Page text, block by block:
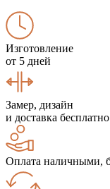
Изготовление
от 5 дней
Замер, дизайн
и доставка бесплатно
Оплата наличными,